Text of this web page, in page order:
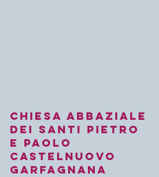
Chiesa abbaziale
dei Santi Pietro
e Paolo
castelnuovo
garfagnana